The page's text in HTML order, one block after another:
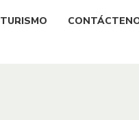
TURISMO